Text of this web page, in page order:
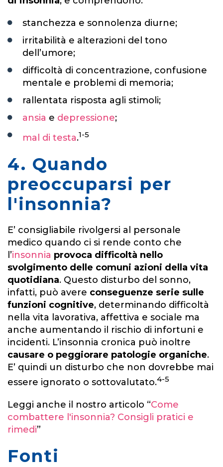
stanchezza e sonnolenza diurne;
irritabilità e alterazioni del tono
dell’umore;
difficoltà di concentrazione, confusione
mentale e problemi di memoria;
rallentata risposta agli stimoli;
ansia e depressione;
mal di testa.1-5
4. Quando
preoccuparsi per
l'insonnia?
E’ consigliabile rivolgersi al personale
medico quando ci si rende conto che
l’insonnia provoca difficoltà nello
svolgimento delle comuni azioni della vita
quotidiana. Questo disturbo del sonno,
infatti, può avere conseguenze serie sulle
funzioni cognitive, determinando difficoltà
nella vita lavorativa, affettiva e sociale ma
anche aumentando il rischio di infortuni e
incidenti. L’insonnia cronica può inoltre
causare o peggiorare patologie organiche.
E’ quindi un disturbo che non dovrebbe mai
essere ignorato o sottovalutato.4-5
Leggi anche il nostro articolo “Come
combattere l'insonnia? Consigli pratici e
rimedi”
Fonti